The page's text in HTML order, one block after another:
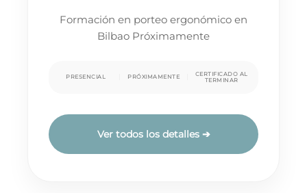
Formación en porteo ergonómico en
Bilbao Próximamente
PRESENCIAL PRÓXIMAMENTE
CERTIFICADO AL
TERMINAR
Ver todos los detalles ➔